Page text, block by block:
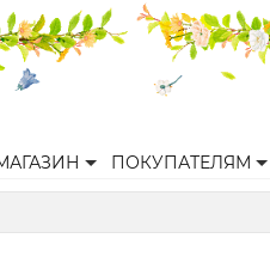
ПОКУПАТЕЛЯМ